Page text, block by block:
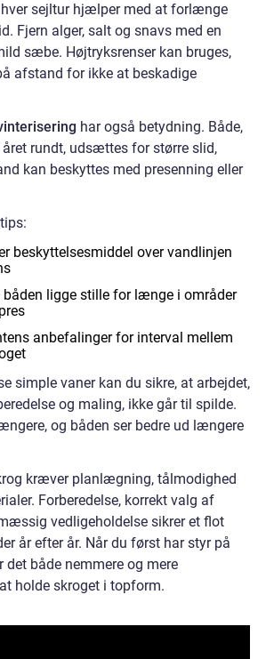
sejltur hjælper med at forlænge
Fjern alger, salt og snavs med en
sæbe. Højtryksrenser kan bruges,
afstand for ikke at beskadige
har også betydning. Både,
rundt, udsættes for større slid,
kan beskyttes med presenning eller
beskyttelsesmiddel over vandlinjen
båden ligge stille for længe i områder
anbefalinger for interval mellem
simple vaner kan du sikre, at arbejdet,
og maling, ikke går til spilde.
og båden ser bedre ud længere
kræver planlægning, tålmodighed
Forberedelse, korrekt valg af
vedligeholdelse sikrer et flot
år efter år. Når du først har styr på
det både nemmere og mere
holde skroget i topform.